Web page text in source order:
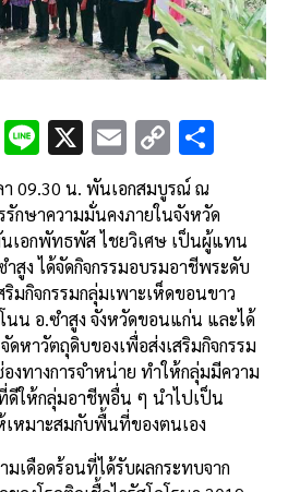
F
ac
Li
n
e
X E
m
ai
l
C
o
py
Li
n
k
ar
e
า 09.30 น. พันเอกสมบูรณ์ ณ
รักษาความมั่นคงภายในจังหวัด
อกพัทธพัส ไชยวิเศษ เป็นผู้แทน
สูง ได้จัดกิจกรรมอบรมอาชีพระดับ
มกิจกรรมกลุ่มเพาะเห็ดขอนขาว
น อ.ซำสูง จังหวัดขอนแก่น และได้
หาวัตถุดิบของเพื่อส่งเสริมกิจกรรม
ทางการจำหน่าย ทำให้กลุ่มมีความ
ดีให้กลุ่มอาชีพอื่น ๆ นำไปเป็น
เหมาะสมกับพื้นที่ของตนเอง
มเดือดร้อนที่ได้รับผลกระทบจาก